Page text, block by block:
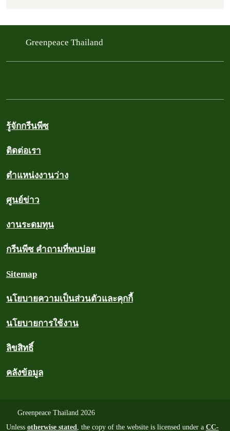
Greenpeace Thailand
รู้จักกรีนพีซ
ติดต่อเรา
ตำแหน่งงานว่าง
ศูนย์ข่าว
งานระดมทุน
กรีนพีซ คำถามที่พบบ่อย
Sitemap
นโยบายความเป็นส่วนตัวและคุกกี้
นโยบายการใช้งาน
ลิขสิทธิ์
คลังข้อมูล
Greenpeace Thailand 2026
Unless otherwise stated, the copy of the website is licensed under a CC-